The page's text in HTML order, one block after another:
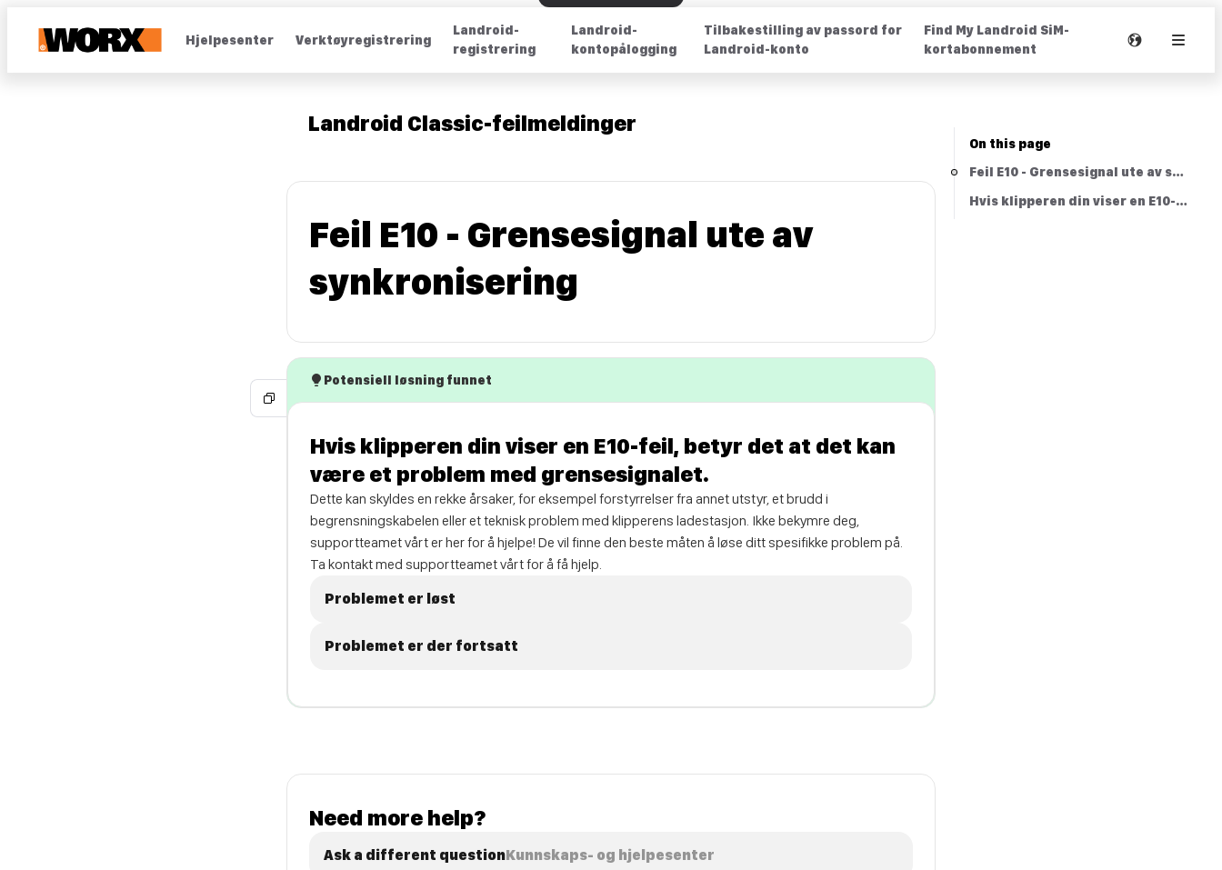
Hjelpesenter Verktøyregistrering
Landroid-
registrering
Landroid-
kontopålogging
Tilbakestilling av passord for
Landroid-konto
Find My Landroid SiM-
kortabonnement
Landroid Classic-feilmeldinger
Feil E10 - Grensesignal ute av
synkronisering
Potensiell løsning funnet
Hvis klipperen din viser en E10-feil, betyr det at det kan
være et problem med grensesignalet.
Dette kan skyldes en rekke årsaker, for eksempel forstyrrelser fra annet utstyr, et brudd i
begrensningskabelen eller et teknisk problem med klipperens ladestasjon. Ikke bekymre deg,
supportteamet vårt er her for å hjelpe! De vil finne den beste måten å løse ditt spesifikke problem på.
Ta kontakt med supportteamet vårt for å få hjelp.
Problemet er løst
Problemet er der fortsatt
Need more help?
Ask a different questionKunnskaps- og hjelpesenter
On this page
Feil E10 - Grensesignal ute av
Hvis klipperen din viser en E10-feil,